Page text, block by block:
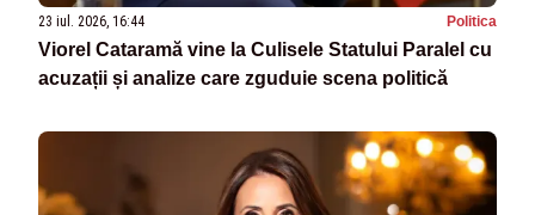
23 iul. 2026, 16:44 Politica
Viorel Cataramă vine la Culisele Statului Paralel cu
acuzații și analize care zguduie scena politică